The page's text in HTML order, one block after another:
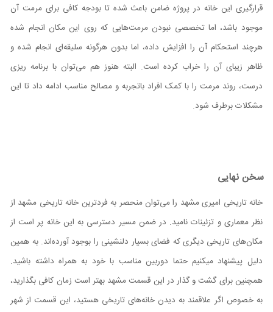
قرارگیری این خانه در پروژه ضامن باعث شده تا بودجه کافی برای مرمت آن
موجود باشد، اما تخصصی نبودن مرمت‌هایی که روی این مکان انجام شده
هرچند استحکام آن را افزایش داده، اما بدون هرگونه سلیقه‌ای انجام شده و
ظاهر زیبای آن را خراب کرده است. البته هنوز هم می‌توان با برنامه ریزی
درست، روند مرمت را با کمک افراد باتجربه و مصالح مناسب ادامه داد تا این
مشکلات برطرف شود.
سخن نهایی
خانه تاریخی امیری مشهد را می‌توان منحصر به فردترین خانه تاریخی مشهد از
نظر معماری و تزئینات نامید. در ضمن مسیر دسترسی به این خانه پر است از
مکان‌‌های تاریخی دیگری که فضای بسیار دلنشینی را بوجود آورده‌اند. به همین
دلیل پیشنهاد میکنیم حتما دوربین مناسب با خود به همراه داشته باشید.
همچنین برای گشت و گذار در این قسمت مشهد بهتر است زمان کافی بگذارید،
به خصوص اگر علاقمند به دیدن خانه‌‌های تاریخی هستید، این قسمت از شهر